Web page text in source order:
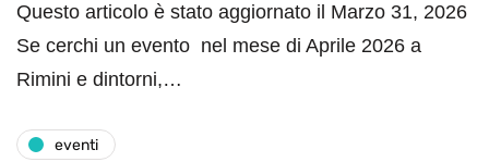
Questo articolo è stato aggiornato il Marzo 31, 2026
Se cerchi un evento nel mese di Aprile 2026 a
Rimini e dintorni,…
eventi